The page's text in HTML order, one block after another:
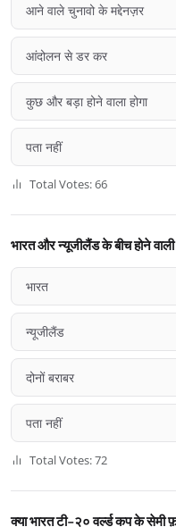
आने वाले चुनावो के मद्देनज़र
आंदोलन से डर कर
कुछ और बड़ा होने वाला होगा
पता नहीं
Total Votes: 66
भारत और न्यूजीलैंड के बीच होने
भारत
न्यूजीलैंड
दोनों बराबर
पता नहीं
Total Votes: 72
क्या भारत टी-२० वर्ल्ड कप के सेमी